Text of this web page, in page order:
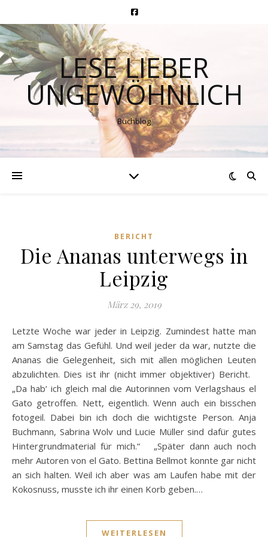
LESE LIEBER
UNGEWÖHNLICH
Buchblog
BERICHT
Die Ananas unterwegs in
Leipzig
März 29, 2019
Letzte Woche war jeder in Leipzig. Zumindest hatte man
am Samstag das Gefühl. Und weil jeder da war, nutzte die
Ananas die Gelegenheit, sich mit allen möglichen Leuten
abzulichten. Dies ist ihr (nicht immer objektiver) Bericht.
„Da hab‘ ich gleich mal die Autorinnen vom Verlagshaus el
Gato getroffen. Nett, eigentlich. Wenn auch ein bisschen
fotogeil. Dabei bin ich doch die wichtigste Person. Anja
Buchmann, Sabrina Wolv und Lucie Müller sind dafür gutes
Hintergrundmaterial für mich.“ „Später dann auch noch
mehr Autoren von el Gato. Bettina Bellmot konnte gar nicht
an sich halten. Weil ich aber was am Laufen habe mit der
Kokosnuss, musste ich ihr einen Korb geben.…
WEITERLESEN